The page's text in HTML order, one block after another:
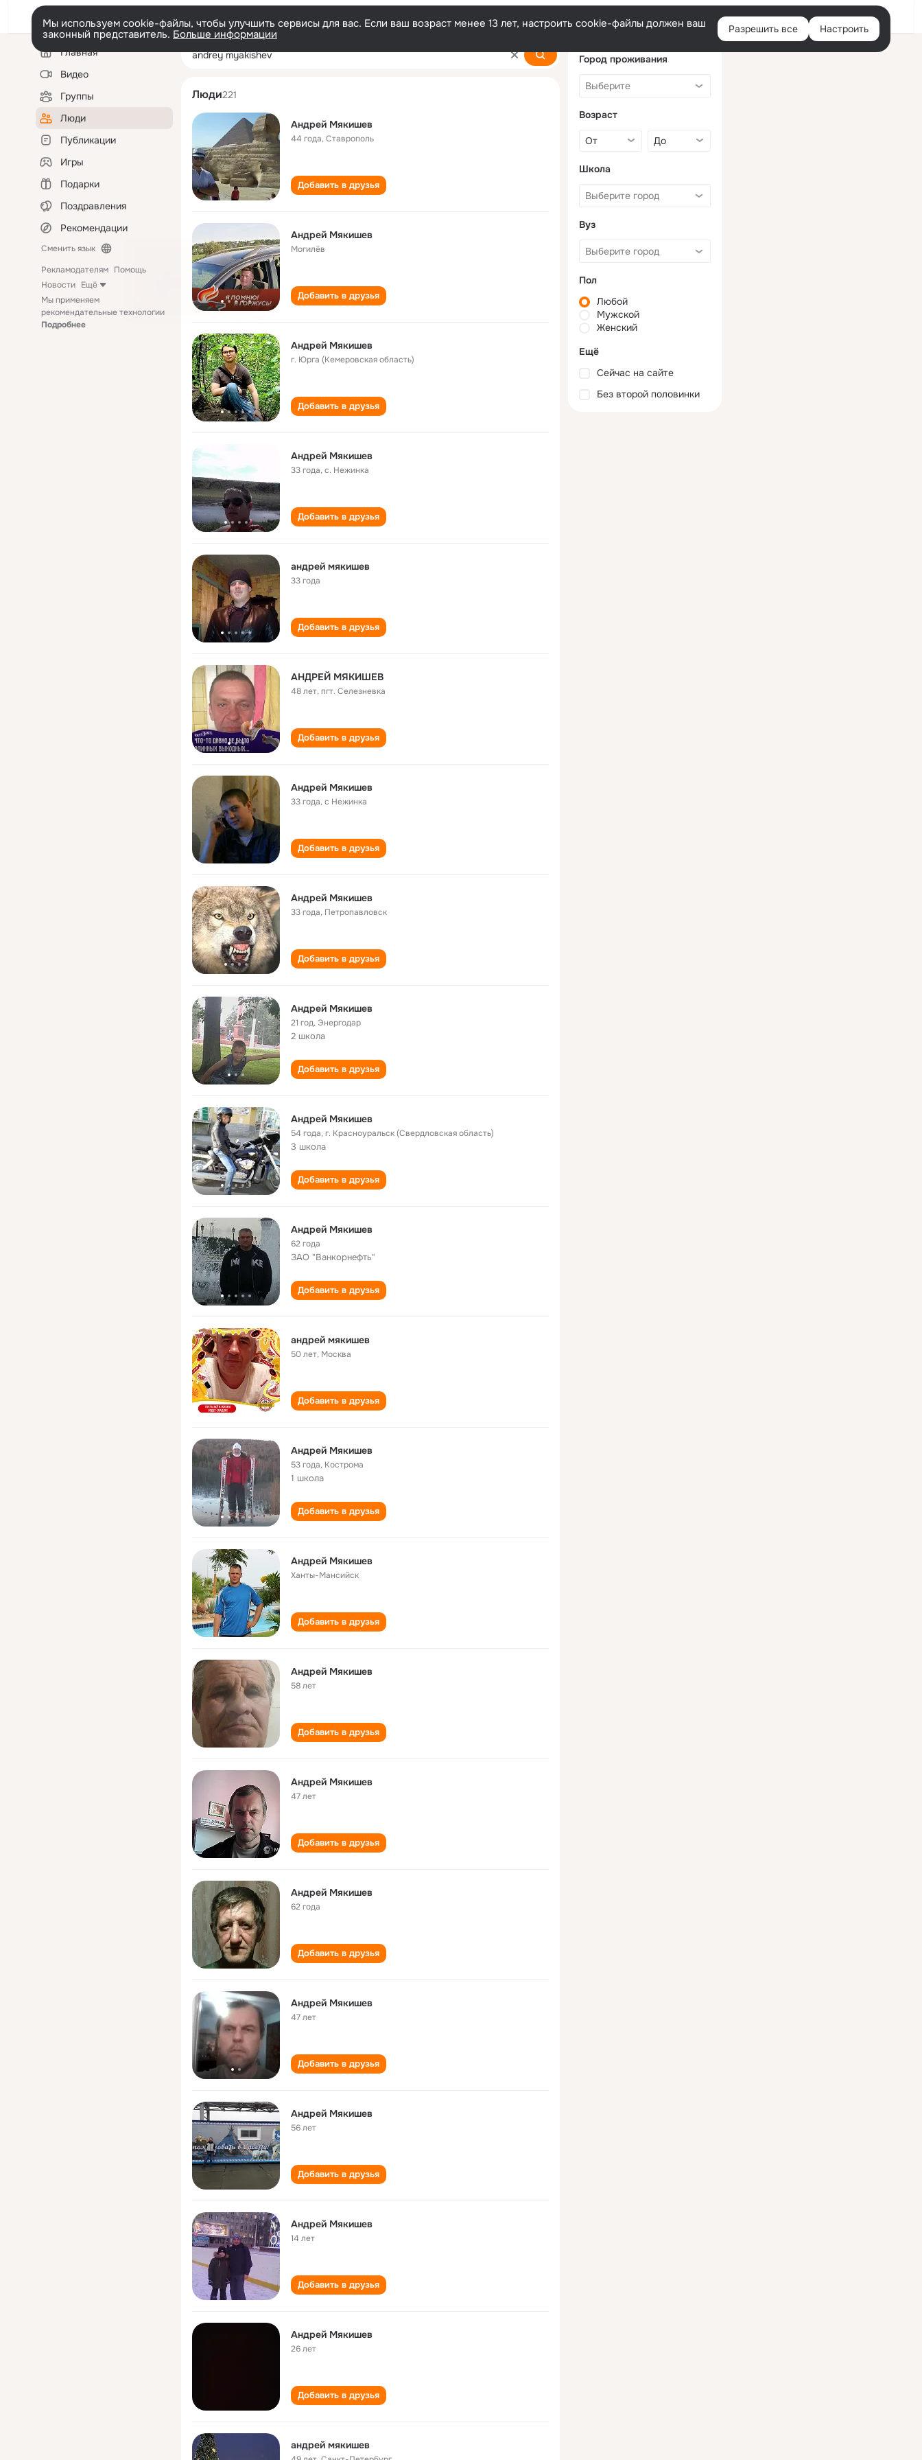
Войти
Мы используем cookie-файлы, чтобы улучшить сервисы для вас. Если ваш возраст менее 13 лет, настроить cookie-файлы должен ваш
законный представитель. Больше информации Разрешить все Настроить
Левая
колонкаГлавная
Видео
Группы
Люди
Публикации
Игры
Подарки
Поздравления
Рекомендации
Сменить язык
Рекламодателям Помощь
Новости Ещё
Мы применяем
рекомендательные технологии
Подробнее
andrey myakishev
Люди221
Андрей Мякишев
44 года,Ставрополь
Добавить в друзья
Андрей Мякишев
Могилёв
Добавить в друзья
Андрей Мякишев
г. Юрга (Кемеровская область)
Добавить в друзья
Андрей Мякишев
33 года,с. Нежинка
Добавить в друзья
андрей мякишев
33 года
Добавить в друзья
АНДРЕЙ МЯКИШЕВ
48 лет,пгт. Селезневка
Добавить в друзья
Андрей Мякишев
33 года,с Нежинка
Добавить в друзья
Андрей Мякишев
33 года, Петропавловск
Добавить в друзья
Андрей Мякишев
21 год, Энергодар
2 школа
Добавить в друзья
Андрей Мякишев
54 года,г. Красноуральск (Свердловская область)
3 школа
Добавить в друзья
Андрей Мякишев
62 года
ЗАО "Ванкорнефть"
Добавить в друзья
андрей мякишев
50 лет, Москва
Добавить в друзья
Андрей Мякишев
53 года, Кострома
1 школа
Добавить в друзья
Андрей Мякишев
Ханты-Мансийск
Добавить в друзья
Андрей Мякишев
58 лет
Добавить в друзья
Андрей Мякишев
47 лет
Добавить в друзья
Андрей Мякишев
62 года
Добавить в друзья
Андрей Мякишев
47 лет
Добавить в друзья
Андрей Мякишев
56 лет
Добавить в друзья
Андрей Мякишев
14 лет
Добавить в друзья
Андрей Мякишев
26 лет
Добавить в друзья
андрей мякишев
Город проживания
Возраст
Школа
Вуз
Пол
Любой
Мужской
Женский
Ещё
Сейчас на сайте
Без второй половинки